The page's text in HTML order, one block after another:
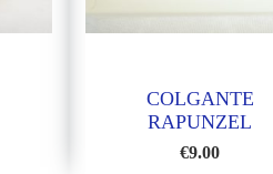
COLGANTE
RAPUNZEL
€9.00